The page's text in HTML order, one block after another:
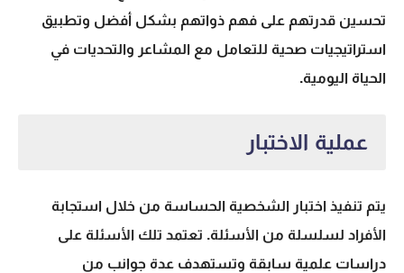
تحسين قدرتهم على فهم ذواتهم بشكل أفضل وتطبيق
استراتيجيات صحية للتعامل مع المشاعر والتحديات في
الحياة اليومية.
عملية الاختبار
يتم تنفيذ اختبار الشخصية الحساسة من خلال استجابة
الأفراد لسلسلة من الأسئلة. تعتمد تلك الأسئلة على
دراسات علمية سابقة وتستهدف عدة جوانب من